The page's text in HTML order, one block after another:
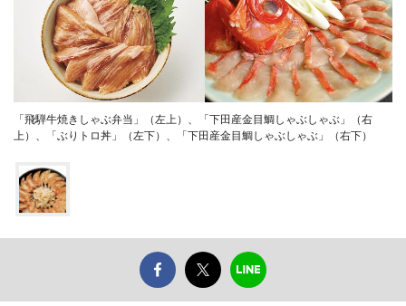
「飛騨牛焼きしゃぶ弁当」（左上）、「下田産金目鯛しゃぶしゃぶ」（右
上）、「ぶりトロ丼」（左下）、「下田産金目鯛しゃぶしゃぶ」（右下）